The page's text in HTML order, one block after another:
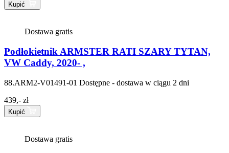
Kupić
Dostawa gratis
Podłokietnik ARMSTER RATI SZARY TYTAN,
VW Caddy, 2020- ,
88.ARM2-V01491-01 Dostępne - dostawa w ciągu 2 dni
439,- zł
Kupić
Dostawa gratis